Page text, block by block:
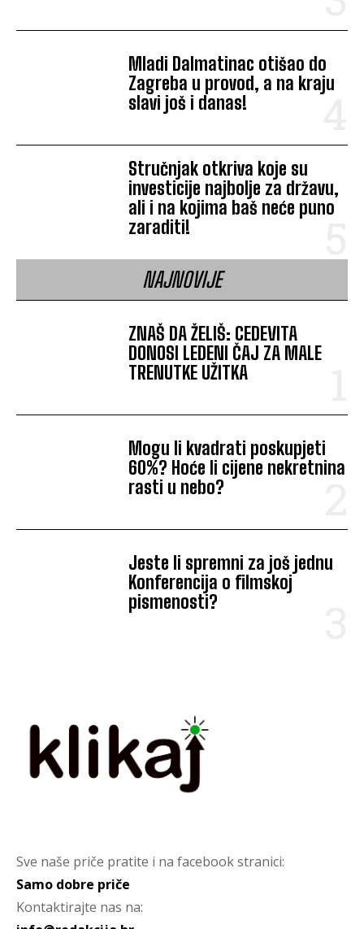
Mladi Dalmatinac otišao do
Zagreba u provod, a na kraju
slavi još i danas!
Stručnjak otkriva koje su
investicije najbolje za državu,
ali i na kojima baš neće puno
zaraditi!
NAJNOVIJE
ZNAŠ DA ŽELIŠ: CEDEVITA
DONOSI LEDENI ČAJ ZA MALE
TRENUTKE UŽITKA
Mogu li kvadrati poskupjeti
60%? Hoće li cijene nekretnina
rasti u nebo?
Jeste li spremni za još jednu
Konferencija o filmskoj
pismenosti?
Sve naše priče pratite i na facebook stranici:
Samo dobre priče
Kontaktirajte nas na: